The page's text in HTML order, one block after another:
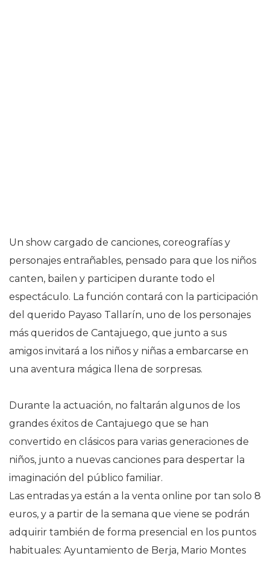
Un show cargado de canciones, coreografías y
personajes entrañables, pensado para que los niños
canten, bailen y participen durante todo el
espectáculo. La función contará con la participación
del querido Payaso Tallarín, uno de los personajes
más queridos de Cantajuego, que junto a sus
amigos invitará a los niños y niñas a embarcarse en
una aventura mágica llena de sorpresas.
Durante la actuación, no faltarán algunos de los
grandes éxitos de Cantajuego que se han
convertido en clásicos para varias generaciones de
niños, junto a nuevas canciones para despertar la
imaginación del público familiar.
Las entradas ya están a la venta online por tan solo 8
euros, y a partir de la semana que viene se podrán
adquirir también de forma presencial en los puntos
habituales: Ayuntamiento de Berja, Mario Montes